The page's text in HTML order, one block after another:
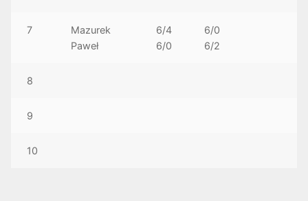
7
Mazurek
Paweł
6/4
6/0
6/0
6/2
8
9
10